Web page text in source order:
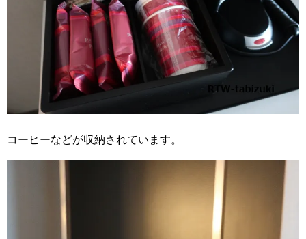
コーヒーなどが収納されています。